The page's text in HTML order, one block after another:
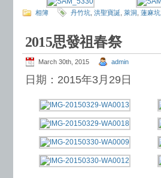
相簿 丹竹坑 洪聖寶誕 萊洞 蓮麻坑
2015思發祖春祭
March 30th, 2015 admin
日期：2015年3月29日